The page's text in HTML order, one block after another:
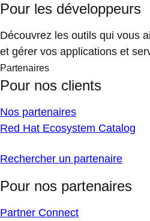
Pour les développeurs
Découvrez les outils qui vous
et gérer vos applications et
Partenaires
Pour nos clients
Nos partenaires
Red Hat Ecosystem Catalog
Rechercher un partenaire
Pour nos partenaires
Partner Connect